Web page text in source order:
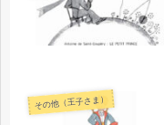
その他（王子さま）